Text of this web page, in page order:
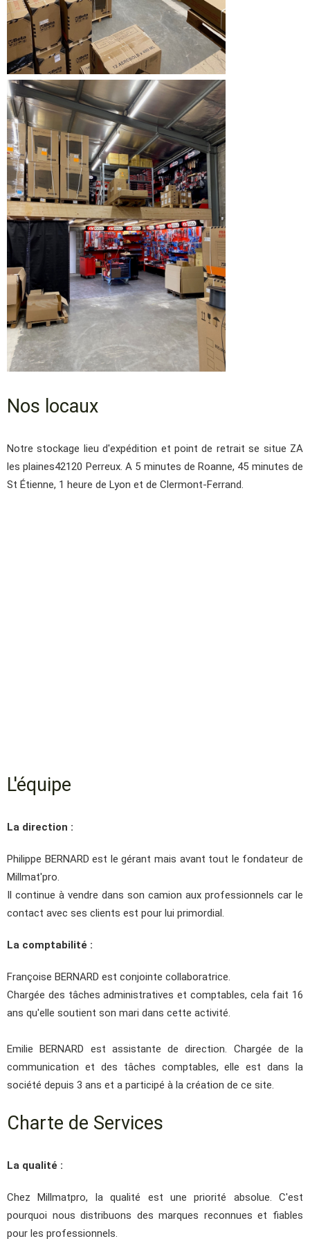
Nos locaux
Notre stockage lieu d'expédition et point de retrait se situe ZA
les plaines42120 Perreux. A 5 minutes de Roanne, 45 minutes de
St Étienne, 1 heure de Lyon et de Clermont-Ferrand.
L'équipe
La direction :
Philippe BERNARD est le gérant mais avant tout le fondateur de
Millmat'pro.
Il continue à vendre dans son camion aux professionnels car le
contact avec ses clients est pour lui primordial.
La comptabilité :
Françoise BERNARD est conjointe collaboratrice.
Chargée des tâches administratives et comptables, cela fait 16
ans qu'elle soutient son mari dans cette activité.
Emilie BERNARD est assistante de direction. Chargée de la
communication et des tâches comptables, elle est dans la
société depuis 3 ans et a participé à la création de ce site.
Charte de Services
La qualité :
Chez Millmatpro, la qualité est une priorité absolue. C'est
pourquoi nous distribuons des marques reconnues et fiables
pour les professionnels.